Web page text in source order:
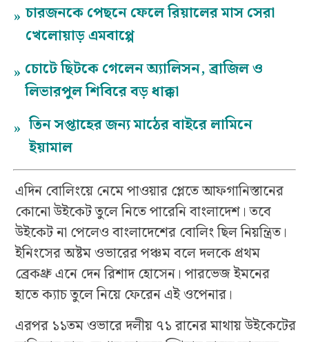
» চারজনকে পেছনে ফেলে রিয়ালের মাস সেরা
খেলোয়াড় এমবাপ্পে
» চোটে ছিটকে গেলেন অ্যালিসন, ব্রাজিল ও
লিভারপুল শিবিরে বড় ধাক্কা
» তিন সপ্তাহের জন্য মাঠের বাইরে লামিনে
ইয়ামাল
এদিন বোলিংয়ে নেমে পাওয়ার প্লেতে আফগানিস্তানের
কোনো উইকেট তুলে নিতে পারেনি বাংলাদেশ। তবে
উইকেট না পেলেও বাংলাদেশের বোলিং ছিল নিয়ন্ত্রিত।
ইনিংসের অষ্টম ওভারের পঞ্চম বলে দলকে প্রথম
ব্রেকথ্রু এনে দেন রিশাদ হোসেন। পারভেজ ইমনের
হাতে ক্যাচ তুলে নিয়ে ফেরেন এই ওপেনার।
এরপর ১১তম ওভারে দলীয় ৭১ রানের মাথায় উইকেটের